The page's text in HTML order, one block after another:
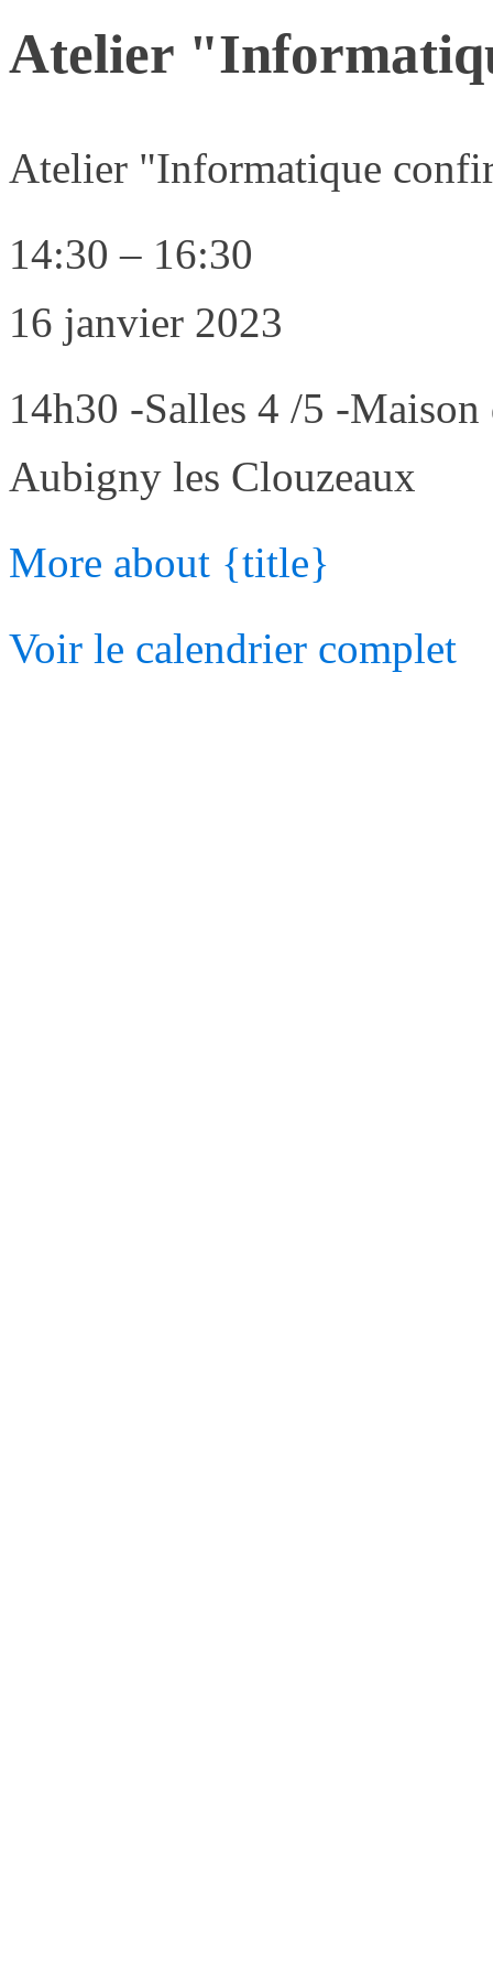
Atelier
Atelier "Informatique
14:30 – 16:30
16 janvier 2023
14h30 -Salles 4 /5 -
Aubigny les Clouzeaux
More about {title}
Voir le calendrier complet